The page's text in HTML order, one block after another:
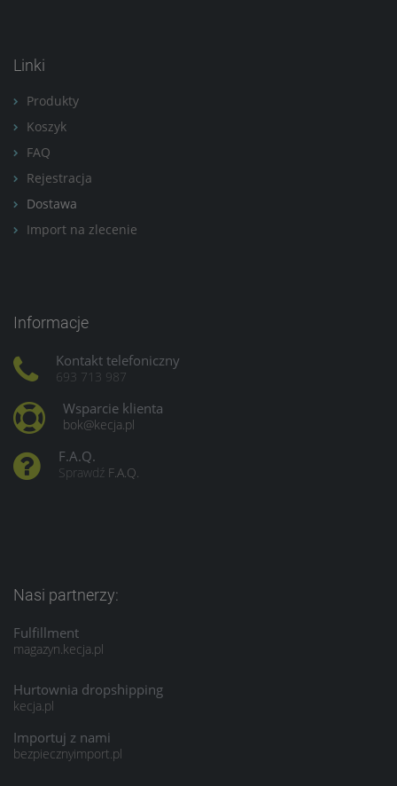
Linki
Produkty
Koszyk
FAQ
Rejestracja
Dostawa
Import na zlecenie
Informacje
Kontakt telefoniczny
693 713 987
Wsparcie klienta
bok@kecja.pl
F.A.Q.
Sprawdź F.A.Q.
Nasi partnerzy:
Fulfillment
magazyn.kecja.pl
Hurtownia dropshipping
kecja.pl
Importuj z nami
bezpiecznyimport.pl